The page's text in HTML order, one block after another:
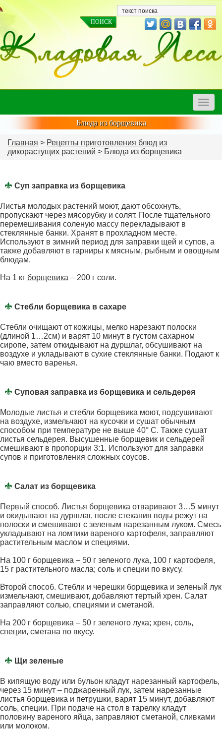
Toggle
Блюда из борщевика
Главная > Рецепты приготовления блюд из
дикорастущих растений > Блюда из борщевика
Суп заправка из борщевика
Листья молодых растений моют, дают обсохнуть,
пропускают через мясорубку и солят. После тщательного
перемешивания соленую массу перекладывают в
стеклянные банки. Хранят в прохладном месте.
Используют в зимний период для заправки щей и супов, а
также добавляют в гарниры к мясным, рыбным и овощным
блюдам.
На 1 кг борщевика – 200 г соли.
Стебли борщевика в сахаре
Стебли очищают от кожицы, мелко нарезают полоски
(длиной 1…2см) и варят 10 минут в густом сахарном
сиропе, затем откидывают на дуршлаг, обсушивают на
воздухе и укладывают в сухие стеклянные банки. Подают к
чаю вместо варенья.
Суповая заправка из борщевика и сельдерея
Молодые листья и стебли борщевика моют, подсушивают
на воздухе, измельчают на кусочки и сушат обычным
способом при температуре не выше 40° С. Также сушат
листья сельдерея. Высушенные борщевик и сельдерей
смешивают в пропорции 3:1. Используют для заправки
супов и приготовления сложных соусов.
Салат из борщевика
Первый способ. Листья борщевика отваривают 3…5 минут
и окидывают на дуршлаг, после стекания воды режут на
полоски и смешивают с зеленым нарезанным луком. Смесь
укладывают на ломтики вареного картофеля, заправляют
растительным маслом и специями.
На 100 г борщевика – 50 г зеленого лука, 100 г картофеля,
15 г растительного масла; соль и специи по вкусу.
Второй способ. Стебли и черешки борщевика и зеленый лук
измельчают, смешивают, добавляют тертый хрен. Салат
заправляют солью, специями и сметаной.
На 200 г борщевика – 50 г зеленого лука; хрен, соль,
специи, сметана по вкусу.
Щи зеленые
В кипящую воду или бульон кладут нарезанный картофель,
через 15 минут – поджаренный лук, затем нарезанные
листья борщевика и петрушки, варят 15 минут, добавляют
соль, специи. При подаче на стол в тарелку кладут
половину вареного яйца, заправляют сметаной, сливками
или молоком.